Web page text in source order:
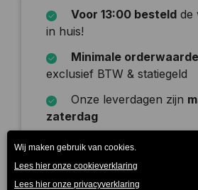
Voor 13:00 besteld de
in huis!
Minimale
exclusief BTW & statiegeld
Onze leverdagen zijn
zaterdag
Beschrijving